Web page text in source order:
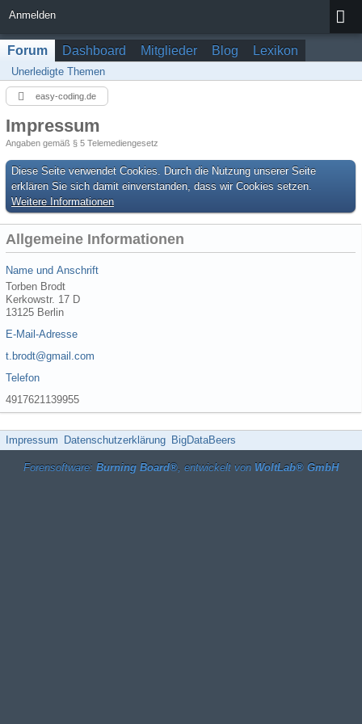
Anmelden
Forum Dashboard Mitglieder Blog Lexikon
Unerledigte Themen
easy-coding.de
Impressum
Angaben gemäß § 5 Telemediengesetz
Diese Seite verwendet Cookies. Durch die Nutzung unserer Seite
erklären Sie sich damit einverstanden, dass wir Cookies setzen.
Weitere Informationen
Allgemeine Informationen
Name und Anschrift
Torben Brodt
Kerkowstr. 17 D
13125 Berlin
E-Mail-Adresse
t.brodt@gmail.com
Telefon
4917621139955
Impressum Datenschutzerklärung BigDataBeers
Forensoftware: Burning Board®, entwickelt von WoltLab® GmbH